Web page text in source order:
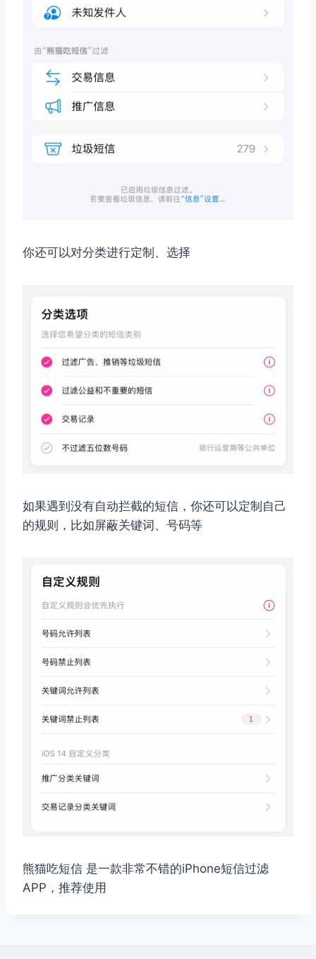
你还可以对分类进行定制、选择
如果遇到没有自动拦截的短信，你还可以定制自己
的规则，比如屏蔽关键词、号码等
熊猫吃短信 是一款非常不错的iPhone短信过滤
APP，推荐使用